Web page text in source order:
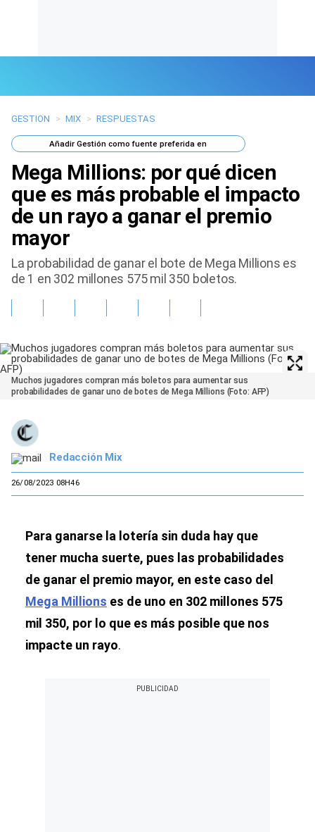
Últimas Noticias
Mi Bolsillo
Respuestas
Gente
Vida Laboral
Tendencias Mix
GESTION > MIX > RESPUESTAS
AñadirGestión como fuente preferida en
Mega Millions: por qué dicen
que es más probable el impacto
de un rayo a ganar el premio
mayor
La probabilidad de ganar el bote de Mega Millions es
de 1 en 302 millones 575 mil 350 boletos.
Muchos jugadores compran más boletos para aumentar sus
probabilidades de ganar uno de botes de Mega Millions (Foto: AFP)
Redacción Mix
26/08/2023 08H46
Para ganarse la lotería sin duda hay que
tener mucha suerte, pues las probabilidades
de ganar el premio mayor, en este caso del
Mega Millions es de uno en 302 millones 575
mil 350, por lo que es más posible que nos
impacte un rayo.